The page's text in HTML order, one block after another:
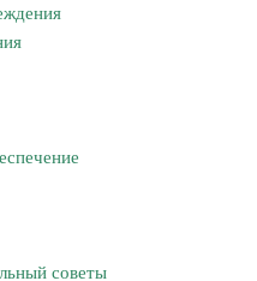
советы